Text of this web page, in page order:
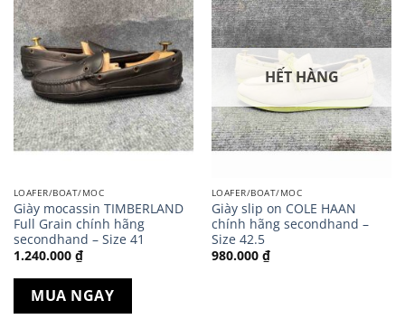
LOAFER/BOAT/MOC
Giày mocassin TIMBERLAND
Full Grain chính hãng
secondhand – Size 41
1.240.000 ₫
MUA NGAY
HẾT HÀNG
LOAFER/BOAT/MOC
Giày slip on COLE HAAN
chính hãng secondhand –
Size 42.5
980.000 ₫